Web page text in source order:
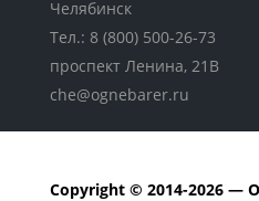
Челябинск
Тел.: 8 (800) 500-26-73
проспект Ленина, 21В
che@ognebarer.ru
Copyright © 2014-2026 —